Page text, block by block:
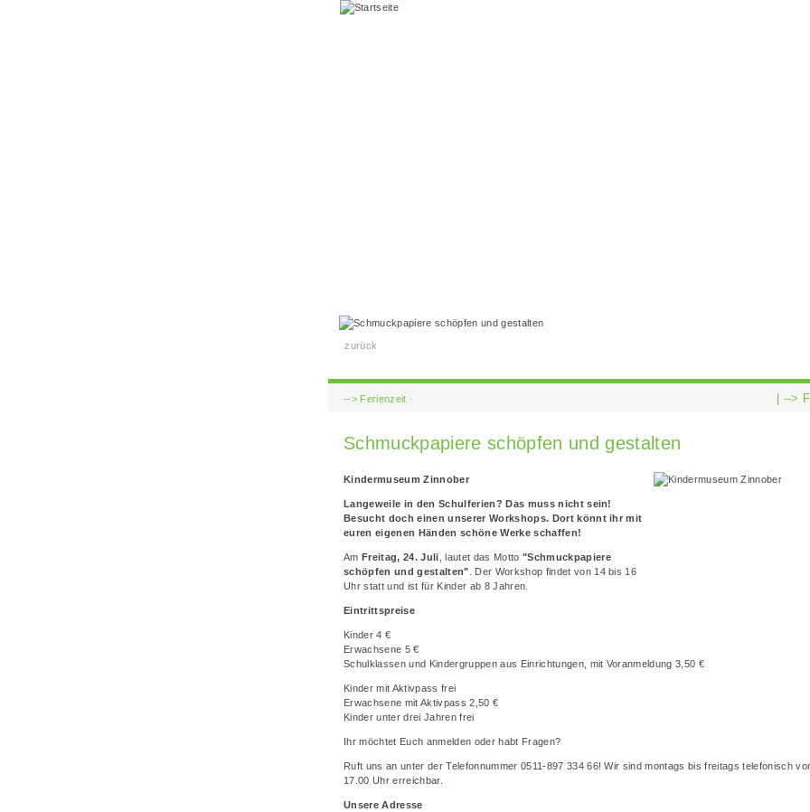
zurück
--> Ferienzeit · | -->
Schmuckpapiere schöpfen und gestalten
Kindermuseum Zinnober
Langeweile in den Schulferien? Das muss nicht sein!
Besucht doch einen unserer Workshops. Dort könnt ihr mit
euren eigenen Händen schöne Werke schaffen!
Am Freitag, 24. Juli , lautet das Motto "Schmuckpapiere
schöpfen und gestalten" . Der Workshop findet von 14 bis 16
Uhr statt und ist für Kinder ab 8 Jahren.
Eintrittspreise
Kinder 4 €
Erwachsene 5 €
Schulklassen und Kindergruppen aus Einrichtungen, mit Voranmeldung 3,50 €
Kinder mit Aktivpass frei
Erwachsene mit Aktivpass 2,50 €
Kinder unter drei Jahren frei
Ihr möchtet Euch anmelden oder habt Fragen?
Ruft uns an unter der Telefonnummer 0511-897 334 66! Wir sind montags bis freitags telefonisch
17.00 Uhr erreichbar.
Unsere Adresse